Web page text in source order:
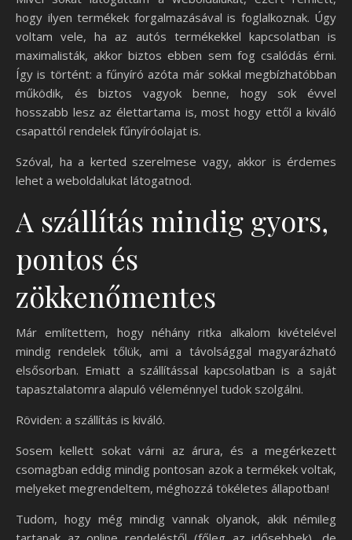
hogy ilyen termékek forgalmazásával is foglalkoznak. Úgy
voltam vele, ha az autós termékekkel kapcsolatban is
maximalisták, akkor biztos ebben sem fog csalódás érni.
Így is történt: a fűnyíró azóta már sokkal megbízhatóbban
működik, és biztos vagyok benne, hogy sok évvel
hosszabb lesz az élettartama is, most hogy ettől a kiváló
csapattól rendelek fűnyíróolajat is.
Szóval, ha a kerted szerelmese vagy, akkor is érdemes
lehet a weboldalukat látogatnod.
A szállítás mindig gyors,
pontos és
zökkenőmentes
Már említettem, hogy néhány ritka alkalom kivételével
mindig rendelek tőlük, ami a távolsággal magyarázható
elsősorban. Emiatt a szállítással kapcsolatban is a saját
tapasztalatomra alapuló véleménnyel tudok szolgálni.
Röviden: a szállítás is kiváló.
Sosem kellett sokat várni az árura, és a megérkezett
csomagban eddig mindig pontosan azok a termékek voltak,
melyeket megrendeltem, méghozzá tökéletes állapotban!
Tudom, hogy még mindig vannak olyanok, akik némileg